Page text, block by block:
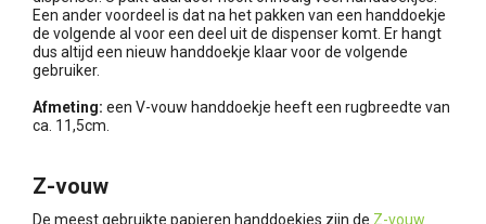
Een ander voordeel is dat na het pakken van een handdoekje
de volgende al voor een deel uit de dispenser komt. Er hangt
dus altijd een nieuw handdoekje klaar voor de volgende
gebruiker.
Afmeting: een V-vouw handdoekje heeft een rugbreedte van
ca. 11,5cm.
Z-vouw
De meest gebruikte papieren handdoekjes zijn de Z-vouw